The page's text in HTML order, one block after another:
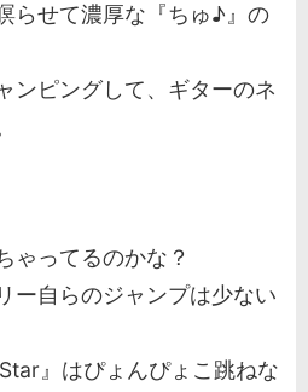
らせて濃厚な『ちゅ♪』の
ンピングして、ギターのネ
ゃってるのかな？
ー自らのジャンプは少ない
』はぴょんぴょこ跳ねな